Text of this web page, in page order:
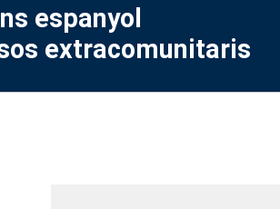
espanyol
extracomunitaris